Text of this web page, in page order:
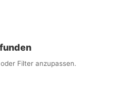
Filter anzupassen.